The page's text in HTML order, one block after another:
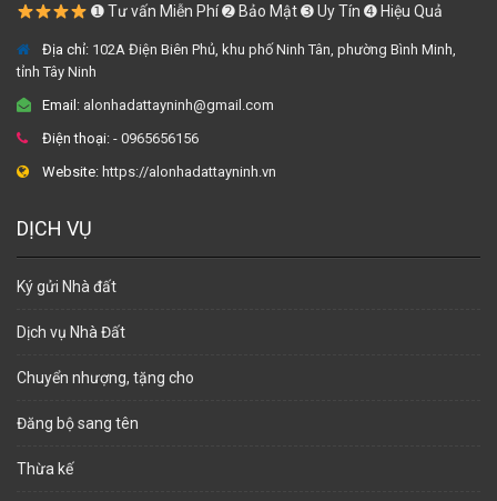
➊ Tư vấn Miễn Phí ➋ Bảo Mật ➌ Uy Tín ➍ Hiệu Quả
Địa chỉ: 102A Điện Biên Phủ, khu phố Ninh Tân, phường Bình Minh,
tỉnh Tây Ninh
Email: alonhadattayninh@gmail.com
Điện thoại: - 0965656156
Website: https://alonhadattayninh.vn
DỊCH VỤ
Ký gửi Nhà đất
Dịch vụ Nhà Đất
Chuyển nhượng, tặng cho
Đăng bộ sang tên
Thừa kế